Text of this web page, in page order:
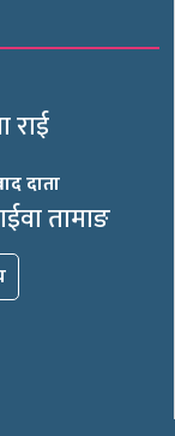
राई
दाता
तामाङ